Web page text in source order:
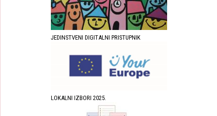
JEDINSTVENI DIGITALNI PRISTUPNIK
LOKALNI IZBORI 2025.